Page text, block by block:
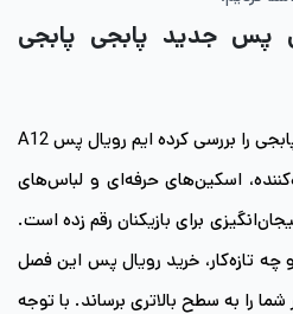
پس جدید پابجی پابجی
در این مقاله رویال پس جدید پابجی را بررسی کرده ایم رویال پس A12
اسکین‌های حرفه‌ای و لباس‌های
برای بازیکنان رقم زده است.
چه تازه‌کار، خرید رویال پس این فصل
شما را به سطح بالاتری برساند. با توجه